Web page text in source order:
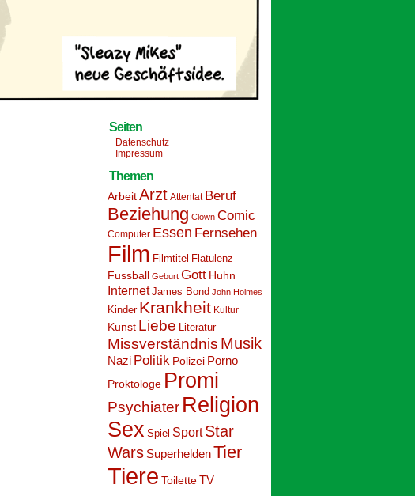
Seiten
Datenschutz
Impressum
Themen
ArbeitArzt Attentat Beruf
Beziehung Clown Comic
Computer Essen Fernsehen
Film Filmtitel Flatulenz
Fussball Geburt Gott Huhn
Internet James Bond John Holmes
Kinder Krankheit Kultur
Kunst Liebe Literatur
Missverständnis Musik
Nazi Politik Polizei Porno
Proktologe Promi
Psychiater Religion
Sex Spiel Sport Star
Wars SuperheldenTier
Tiere ToiletteTV